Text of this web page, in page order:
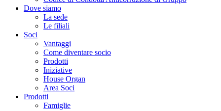
Dove siamo
La sede
Le filiali
Soci
Vantaggi
Come diventare socio
Prodotti
Iniziative
House Organ
Area Soci
Prodotti
Famiglie